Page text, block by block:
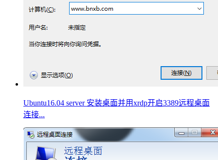
Ubuntu16.04 server 安装桌面并用xrdp开启3389远程桌面
连接...